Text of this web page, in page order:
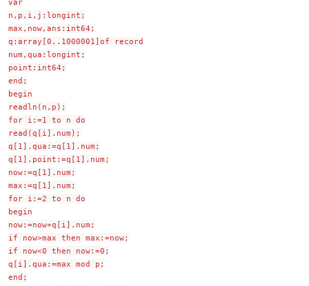
n,p,i,j:longint;
max,now,ans:int64;
q:array[0..1000001]of record
num,qua:longint;
point:int64;
end;
begin
readln(n,p);
for i:=1 to n do
read(q[i].num);
q[1].qua:=q[1].num;
q[1].point:=q[1].num;
now:=q[1].num;
max:=q[1].num;
for i:=2 to n do
begin
now:=now+q[i].num;
if now>max then max:=now;
if now<0 then now:=0;
q[i].qua:=max mod p;
end;